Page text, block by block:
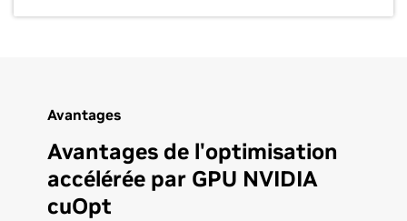
Avantages
Avantages de l'optimisation
accélérée par GPU NVIDIA
cuOpt